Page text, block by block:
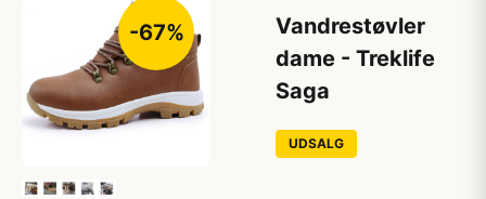
-67%
Vandrestøvler
dame - Treklife
Saga
UDSALG